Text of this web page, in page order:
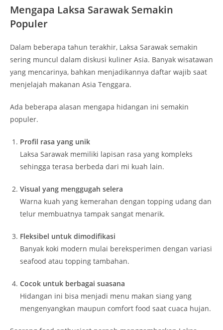
Mengapa Laksa Sarawak Semakin
Populer
Dalam beberapa tahun terakhir, Laksa Sarawak semakin
sering muncul dalam diskusi kuliner Asia. Banyak wisatawan
yang mencarinya, bahkan menjadikannya daftar wajib saat
menjelajah makanan Asia Tenggara.
Ada beberapa alasan mengapa hidangan ini semakin
populer.
Profil rasa yang unik
Laksa Sarawak memiliki lapisan rasa yang kompleks
sehingga terasa berbeda dari mi kuah lain.
Visual yang menggugah selera
Warna kuah yang kemerahan dengan topping udang dan
telur membuatnya tampak sangat menarik.
Fleksibel untuk dimodifikasi
Banyak koki modern mulai bereksperimen dengan variasi
seafood atau topping tambahan.
Cocok untuk berbagai suasana
Hidangan ini bisa menjadi menu makan siang yang
mengenyangkan maupun comfort food saat cuaca hujan.